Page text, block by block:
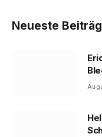
Neueste